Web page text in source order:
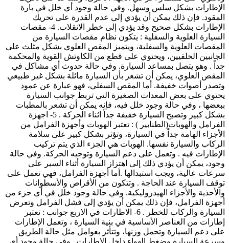
الإطارات بشكل سلس وسهل. وفي حالة وجود أي خلل في بارة
المقود. فإن ذلك يمكن أن يؤدي إلى عدم القدرة على تحريك
الإطارات بشكل صحيح وقد يؤدي إلى خطر الانقلاب. 4- مقصات
السيارة العلوية والسفلية : يتكون نظام مقصات السيارة من
المقصات العلوية والسفلية، ويتميز المقص العلوي بشكل مثلث على
الجانبين الخلفيين، ويحتوي على قطع من الكاوتش القوية والمحكمة
جداً . وهو يتصل بمساعد السيارة. وفي حالة حدوث أي مشاكل في
المقص العلوي، يمكن أن تشعر بأن السيارة مائلة بشكل غير طبيعي
وتصدر أصوات خفيفة. أما المقص السفلي، فهو عبارة عن عمود
يحتوي على بعض المعدات الصغيرة التي تربط جوانب السيارة
ببعضها ، وفي حالة وجود خلل فيه، فإنه يمكن أن تشعر بالمطبات
بشكل كبير وتصبح السيارة خفيفة جداً اثناء الحركة . 5- اجهزة
الفرامل والهوبات(الطنابير ) : تعتبر الهوبات وأجهزة الفرامل من
الأجزاء الهامة جداً في السيارة، وتؤثر بشكل كبير على سلامة
الركاب والسيارة نفسها. الهوبات هي الجزء الذي يتم تركيب
الإطارات فيه . وتعمل على دعم السيارة وتوجيه الحركة. وفي حالة
وجود، يمكن أن يؤدي ذلك إلى اهتزاز السيارة أثناء السير على
سرعات عالية، ويجب استبدالها .أما أجهزة الفرامل، فهي تعمل على
توقف السيارة عند الحاجة . وتتكون من الأقراص والأسطوانات
والأحذية والأجزاء الهيدروليكية. وفي حالة وجود خلل في أي جزء من
أجهزة الفرامل، فإن ذلك يمكن أن يؤدي إلى فشل الفرامل وتعرض
السيارة والركاب للخطر . 6- الاطارات في الاربع جوانب : تعتبر
إطارات من العناصر الأساسية في بنية السيارة ، وتعمل الإطارات
على دعم السيارة وتحمل وزنها، وتتأثر بعوامل مثل حالة الطريق
وسرعة السيارة وضغط الهواء داخل الاطارات . وفي حالة وجود أي